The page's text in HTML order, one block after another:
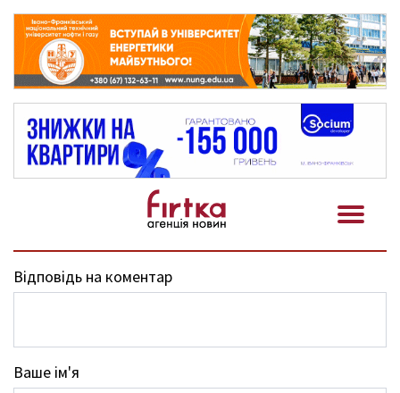
Відповідь на коментар
Ваше ім'я